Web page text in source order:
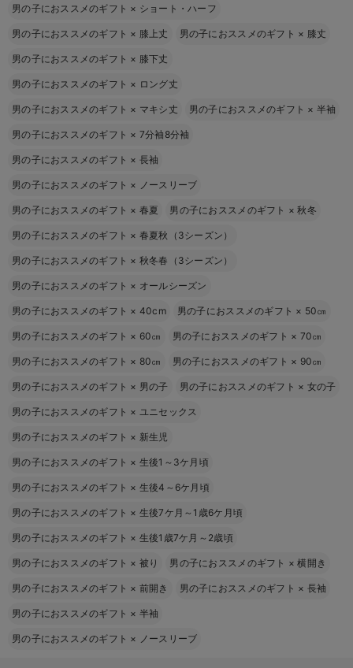
男の子におススメのギフト × ショート・ハーフ
男の子におススメのギフト × 膝上丈 男の子におススメのギフト × 膝丈
男の子におススメのギフト × 膝下丈
男の子におススメのギフト × ロング丈
男の子におススメのギフト × マキシ丈 男の子におススメのギフト × 半袖
男の子におススメのギフト × 7分袖8分袖
男の子におススメのギフト × 長袖
男の子におススメのギフト × ノースリーブ
男の子におススメのギフト × 春夏 男の子におススメのギフト ×秋冬
男の子におススメのギフト × 春夏秋（3シーズン）
男の子におススメのギフト × 秋冬春（3シーズン）
男の子におススメのギフト × オールシーズン
男の子におススメのギフト × 40cm 男の子におススメのギフト × 50㎝
男の子におススメのギフト × 60㎝ 男の子におススメのギフト × 70㎝
男の子におススメのギフト × 80㎝ 男の子におススメのギフト × 90㎝
男の子におススメのギフト × 男の子 男の子におススメのギフト × 女の子
男の子におススメのギフト × ユニセックス
男の子におススメのギフト × 新生児
男の子におススメのギフト × 生後1～3ケ月頃
男の子におススメのギフト × 生後4～6ケ月頃
男の子におススメのギフト × 生後7ケ月～1歳6ケ月頃
男の子におススメのギフト × 生後1歳7ケ月～2歳頃
男の子におススメのギフト × 被り 男の子におススメのギフト ×横開き
男の子におススメのギフト × 前開き 男の子におススメのギフト × 長袖
男の子におススメのギフト × 半袖
男の子におススメのギフト × ノースリーブ